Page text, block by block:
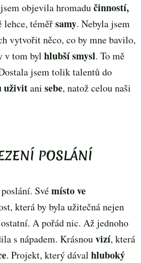
objevila hromadučinností,
lehce, téměřsamy. Nebyla jsem
vytvořit něco, co by mne bavilo,
v tom byl hlubší smysl. To mě
jsem tolik talentů do
uživitani sebe, natož celou naši
POSLÁNÍ
poslání. Svémísto ve
která by byla užitečná nejen
A pořád nic. Až jednoho
s nápadem. Krásnouvizí, která
. Projekt, který dával hluboký